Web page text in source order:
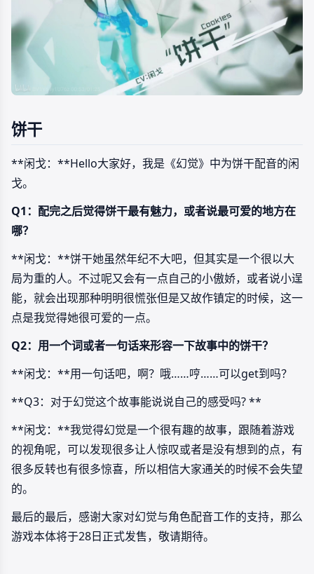
饼干
**闲戈：**Hello大家好，我是《幻觉》中为饼干配音的闲
戈。
Q1：配完之后觉得饼干最有魅力，或者说最可爱的地方在
哪？
**闲戈：**饼干她虽然年纪不大吧，但其实是一个很以大
局为重的人。不过呢又会有一点自己的小傲娇，或者说小逞
能，就会出现那种明明很慌张但是又故作镇定的时候，这一
点是我觉得她很可爱的一点。
Q2：用一个词或者一句话来形容一下故事中的饼干？
**闲戈：**用一句话吧，啊？哦……哼……可以get到吗？
**Q3：对于幻觉这个故事能说说自己的感受吗? **
**闲戈：**我觉得幻觉是一个很有趣的故事，跟随着游戏
的视角呢，可以发现很多让人惊叹或者是没有想到的点，有
很多反转也有很多惊喜，所以相信大家通关的时候不会失望
的。
最后的最后，感谢大家对幻觉与角色配音工作的支持，那么
游戏本体将于28日正式发售，敬请期待。